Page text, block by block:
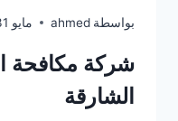
بواسطة ahmed مايو 31, 2025
شركة مكافحة
الشارقة